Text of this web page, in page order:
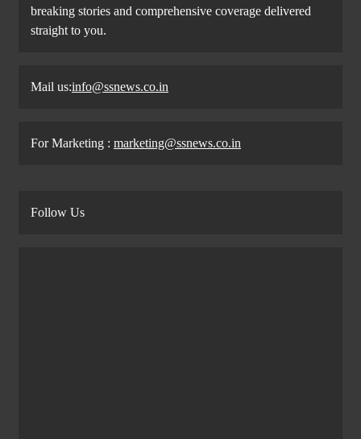
breaking stories and comprehensive coverage delivered
straight to you.
Mail us:info@ssnews.co.in
For Marketing : marketing@ssnews.co.in
Follow Us